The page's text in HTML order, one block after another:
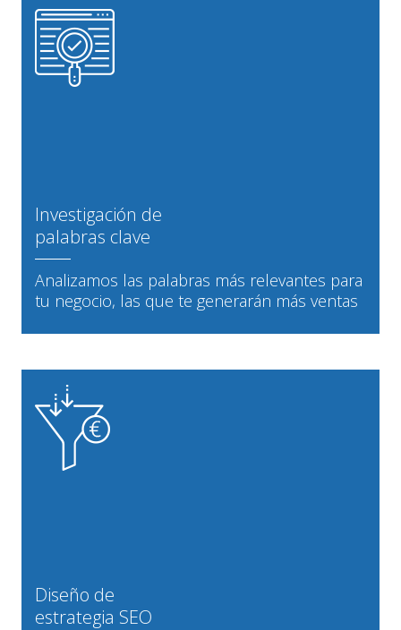
Investigación de
palabras clave
Analizamos las palabras más relevantes para
tu negocio, las que te generarán más ventas
Diseño de
estrategia SEO